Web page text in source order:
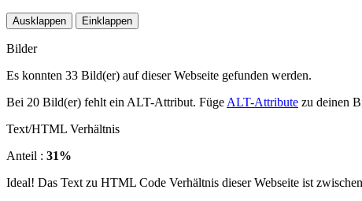
Ausklappen Einklappen
Bilder
Es konnten 33 Bild(er) auf dieser Webseite gefunden werden.
Bei 20 Bild(er) fehlt ein ALT-Attribut. Füge ALT-Attribute zu deinen
Text/HTML Verhältnis
Anteil : 31%
Ideal! Das Text zu HTML Code Verhältnis dieser Webseite ist